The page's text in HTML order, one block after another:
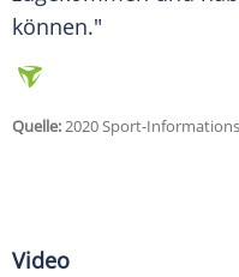
können."
Quelle:2020 Sport-
Video